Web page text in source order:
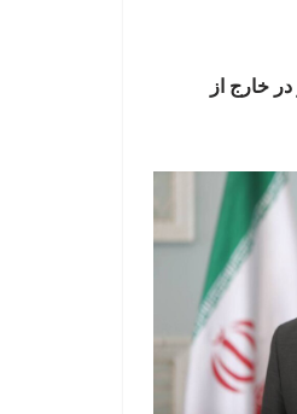
خارج از